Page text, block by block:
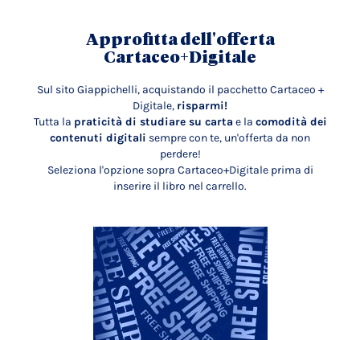
Approfitta dell'offerta
Cartaceo+Digitale
Sul sito Giappichelli, acquistando il pacchetto Cartaceo +
Digitale, risparmi!
Tutta la praticità di studiare su carta e la comodità dei
contenuti digitali sempre con te, un'offerta da non
perdere!
Seleziona l'opzione sopra Cartaceo+Digitale prima di
inserire il libro nel carrello.